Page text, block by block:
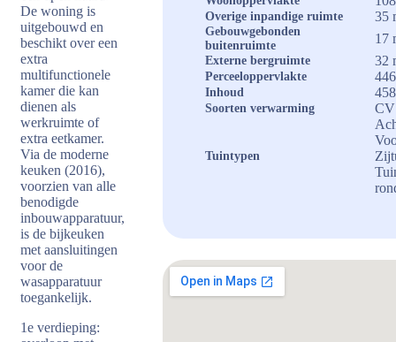
De woning is
uitgebouwd en
beschikt over een
extra
multifunctionele
kamer die kan
dienen als
werkruimte of
extra eetkamer.
Via de moderne
keuken (2016),
voorzien van alle
benodigde
inbouwapparatuur,
is de bijkeuken
met aansluitingen
voor de
wasapparatuur
toegankelijk.
1e verdieping:
Overige inpandige ruimte 35
Gebouwgebonden
buitenruimte
17
Externe bergruimte 32
Perceeloppervlakte
Inhoud
Soorten verwarming
Tuintypen